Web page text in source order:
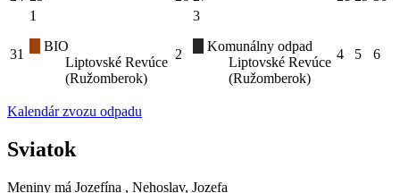
31
1
BIO
Liptovské Revúce
(Ružomberok)
2
3
Komunálny odpad
Liptovské Revúce
(Ružomberok)
4 5 6
Kalendár zvozu odpadu
Sviatok
Meniny má Jozefína , Nehoslav, Jozefa